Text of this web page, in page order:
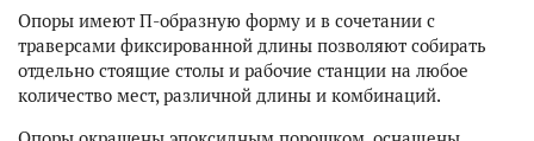
Опоры имеют П-образную форму и в сочетании с
траверсами фиксированной длины позволяют собирать
отдельно стоящие столы и рабочие станции на любое
количество мест, различной длины и комбинаций.